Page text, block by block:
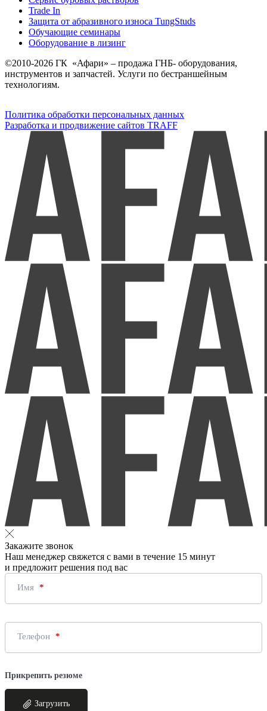
Trade In
Защита от абразивного износа TungStuds
Обучающие семинары
Оборудование в лизинг
©2010-2026 ГК «Афари» – продажа ГНБ- оборудования,
инструментов и запчастей. Услуги по бестраншейным
технологиям.
Политика обработки персональных данных
Разработка и продвижение сайтов TRAFF
Закажите звонок
Наш менеджер свяжется с вами в течение 15 минут
и предложит решения под вас
Имя
Телефон
Прикрепить резюме
Загрузить